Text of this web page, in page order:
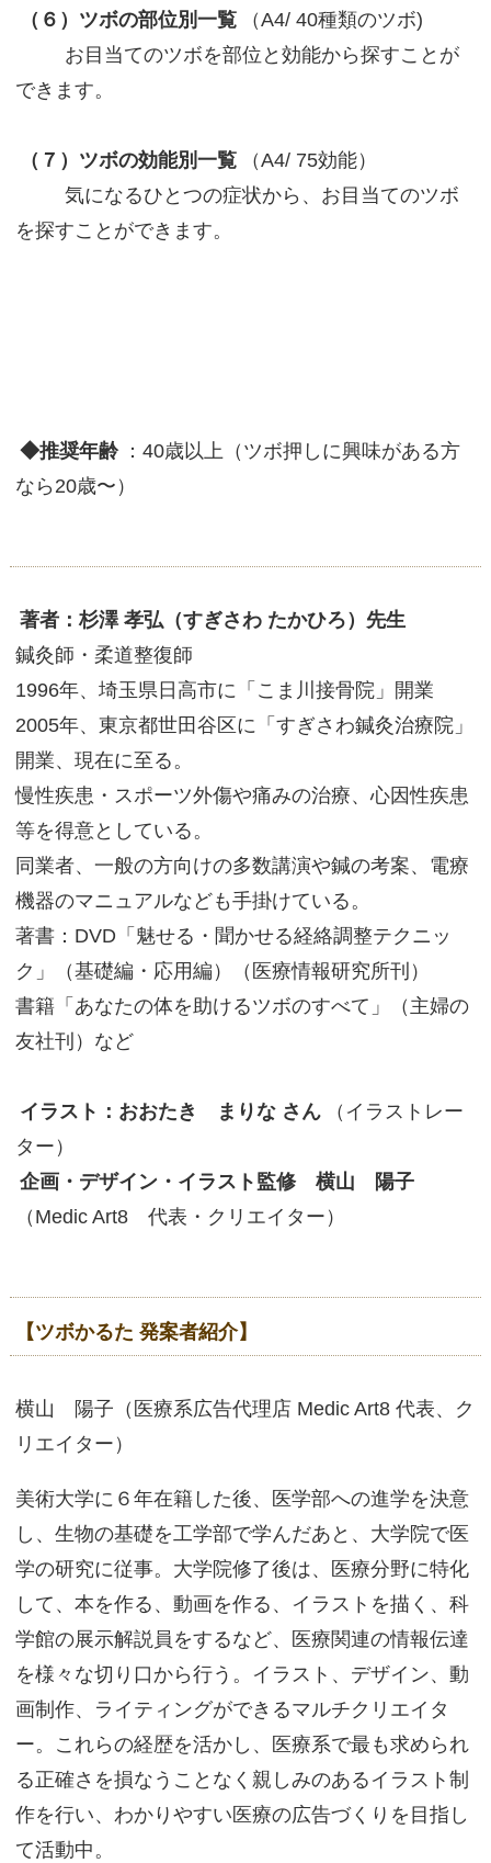
（６）ツボの部位別一覧
（A4/ 40種類のツボ)
お目当てのツボを部位と効能から探すことが
できます。
（７）ツボの効能別一覧
（A4/ 75効能）
​ 気になるひとつの症状から、お目当てのツボ
を探すことができます。
◆推奨年齢 ：40歳以上（ツボ押しに興味がある方
なら20歳〜）
​著者：杉澤 孝弘（すぎさわ たかひろ）先生
鍼灸師・柔道整復師
1996年、埼玉県日高市に「こま川接骨院」開業
2005年、東京都世田谷区に「すぎさわ鍼灸治療院」
開業、現在に至る。
慢性疾患・スポーツ外傷や痛みの治療、心因性疾患
等を得意としている。
同業者、一般の方向けの多数講演や鍼の考案、電療
機器のマニュアルなども手掛けている。
著書：DVD「魅せる・聞かせる経絡調整テクニッ
ク」（基礎編・応用編）（医療情報研究所刊）
書籍「あなたの体を助けるツボのすべて」（主婦の
友社刊）など
​イラスト：おおたき まりな さん
（イラストレー
ター）
​企画・デザイン・イラスト監修 横山 陽子
（Medic Art8 代表・クリエイター）
【ツボかるた 発案者紹介】
横山 陽子（医療系広告代理店 Medic Art8 代表、ク
リエイター）
美術大学に６年在籍した後、医学部への進学を決意
し、生物の基礎を工学部で学んだあと、大学院で医
学の研究に従事。大学院修了後は、医療分野に特化
して、本を作る、動画を作る、イラストを描く、科
学館の展示解説員をするなど、医療関連の情報伝達
を様々な切り口から行う。イラスト、デザイン、動
画制作、ライティングができるマルチクリエイタ
ー。これらの経歴を活かし、医療系で最も求められ
る正確さを損なうことなく親しみのあるイラスト制
作を行い、わかりやすい医療の広告づくりを目指し
て活動中。